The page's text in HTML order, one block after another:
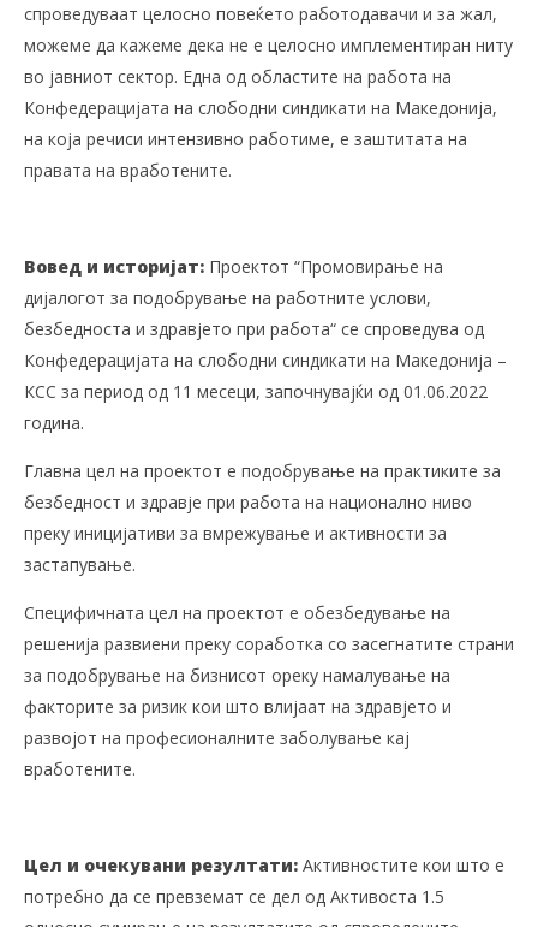
спроведуваат целосно повеќето работодавачи и за жал,
можеме да кажеме дека не е целосно имплементиран ниту
во јавниот сектор. Една од областите на работа на
Конфедерацијата на слободни синдикати на Македонија,
на која речиси интензивно работиме, е заштитата на
правата на вработените.
Вовед и историјат: Проектот “Промовирање на
дијалогот за подобрување на работните услови,
безбедноста и здравјето при работа“ се спроведува од
Конфедерацијата на слободни синдикати на Македонија –
КСС за период од 11 месеци, започнувајќи од 01.06.2022
година.
Главна цел на проектот е подобрување на практиките за
безбедност и здравје при работа на национално ниво
преку иницијативи за вмрежување и активности за
застапување.
Специфичната цел на проектот е обезбедување на
решенија развиени преку соработка со засегнатите страни
за подобрување на бизнисот ореку намалување на
факторите за ризик кои што влијаат на здравјето и
развојот на професионалните заболување кај
вработените.
Цел и очекувани резултати: Активностите кои што е
потребно да се превземат се дел од Активоста 1.5